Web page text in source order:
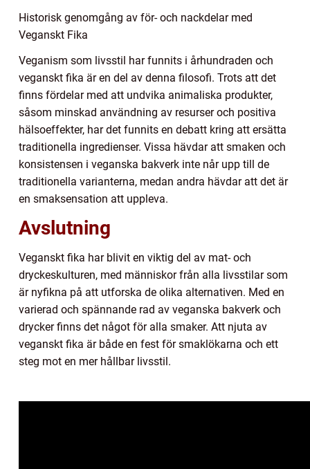
Historisk genomgång av för- och nackdelar med
Veganskt Fika
Veganism som livsstil har funnits i århundraden och
veganskt fika är en del av denna filosofi. Trots att det
finns fördelar med att undvika animaliska produkter,
såsom minskad användning av resurser och positiva
hälsoeffekter, har det funnits en debatt kring att ersätta
traditionella ingredienser. Vissa hävdar att smaken och
konsistensen i veganska bakverk inte når upp till de
traditionella varianterna, medan andra hävdar att det är
en smaksensation att uppleva.
Avslutning
Veganskt fika har blivit en viktig del av mat- och
dryckeskulturen, med människor från alla livsstilar som
är nyfikna på att utforska de olika alternativen. Med en
varierad och spännande rad av veganska bakverk och
drycker finns det något för alla smaker. Att njuta av
veganskt fika är både en fest för smaklökarna och ett
steg mot en mer hållbar livsstil.